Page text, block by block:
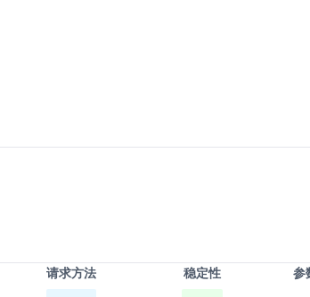
请求方法 稳定性 参